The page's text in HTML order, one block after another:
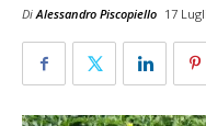
DiAlessandro Piscopiello 17